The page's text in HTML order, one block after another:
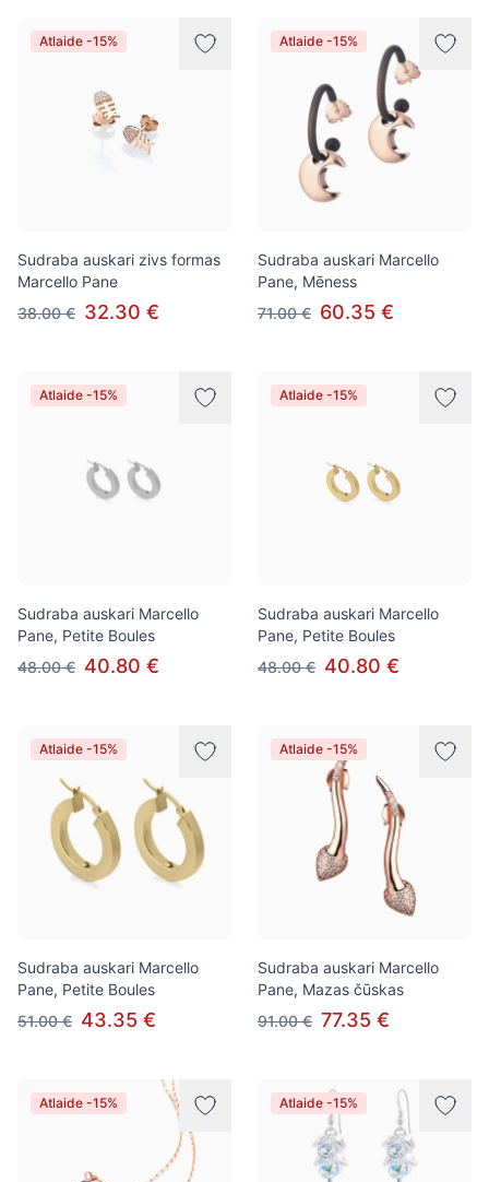
Atlaide -15%
Sudraba auskari zivs formas
Marcello Pane
38.00 € 32.30 €
Atlaide -15%
Sudraba auskari Marcello
Pane, Mēness
71.00 € 60.35 €
Atlaide -15%
Sudraba auskari Marcello
Pane, Petite Boules
48.00 € 40.80 €
Atlaide -15%
Sudraba auskari Marcello
Pane, Petite Boules
48.00 € 40.80 €
Atlaide -15%
Sudraba auskari Marcello
Pane, Petite Boules
51.00 € 43.35 €
Atlaide -15%
Sudraba auskari Marcello
Pane, Mazas čūskas
91.00 € 77.35 €
Atlaide -15% Atlaide -15%